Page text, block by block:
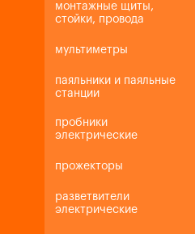
монтажные щиты,
стойки, провода
мультиметры
паяльники и паяльные
станции
пробники
электрические
прожекторы
разветвители
электрические